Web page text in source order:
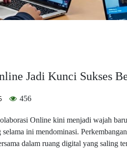
Jadi Kunci Sukses
456
Online kini menjadi wajah
ini mendominasi.
dalam ruang digital yang saling